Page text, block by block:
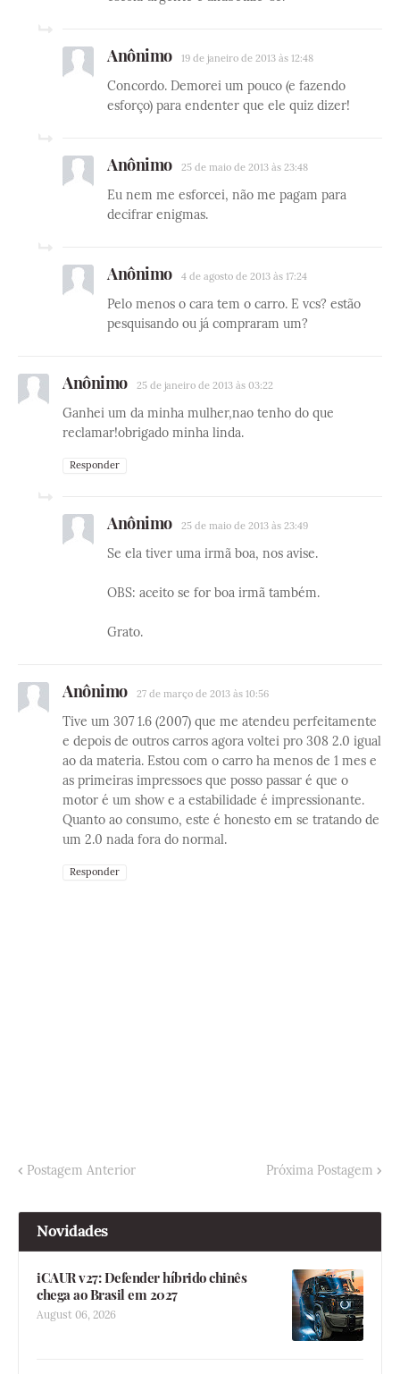
Anônimo 19 de janeiro de 2013 às 12:48
Concordo. Demorei um pouco (e fazendo
esforço) para endenter que ele quiz dizer!
Anônimo 25 de maio de 2013 às 23:48
Eu nem me esforcei, não me pagam para
decifrar enigmas.
Anônimo 4 de agosto de 2013 às 17:24
Pelo menos o cara tem o carro. E vcs? estão
pesquisando ou já compraram um?
Anônimo 25 de janeiro de 2013 às 03:22
Ganhei um da minha mulher,nao tenho do que
reclamar!obrigado minha linda.
Responder
Anônimo 25 de maio de 2013 às 23:49
Se ela tiver uma irmã boa, nos avise.
OBS: aceito se for boa irmã também.
Grato.
Anônimo 27 de março de 2013 às 10:56
Tive um 307 1.6 (2007) que me atendeu perfeitamente
e depois de outros carros agora voltei pro 308 2.0 igual
ao da materia. Estou com o carro ha menos de 1 mes e
as primeiras impressoes que posso passar é que o
motor é um show e a estabilidade é impressionante.
Quanto ao consumo, este é honesto em se tratando de
um 2.0 nada fora do normal.
Responder
Postagem Anterior Próxima Postagem
Novidades
iCAUR v27: Defender híbrido chinês
chega ao Brasil em 2027
August 06, 2026